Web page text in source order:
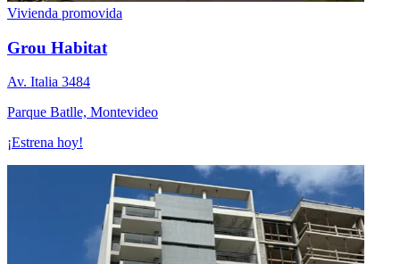
Vivienda promovida
Grou Habitat
Av. Italia 3484
Parque Batlle, Montevideo
¡Estrena hoy!